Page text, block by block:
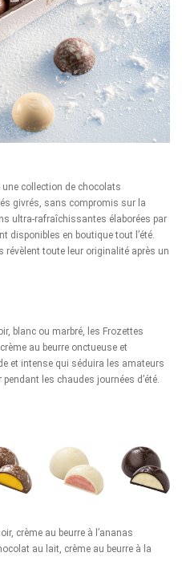
une collection de chocolats
givrés, sans compromis sur la
ultra-rafraîchissantes élaborées par
disponibles en boutique tout l’été.
révèlent toute leur originalité après un
blanc ou marbré, les Frozettes
au beurre onctueuse et
et intense qui séduira les amateurs
les chaudes journées d’été.
crème au beurre à l’ananas
au lait, crème au beurre à la